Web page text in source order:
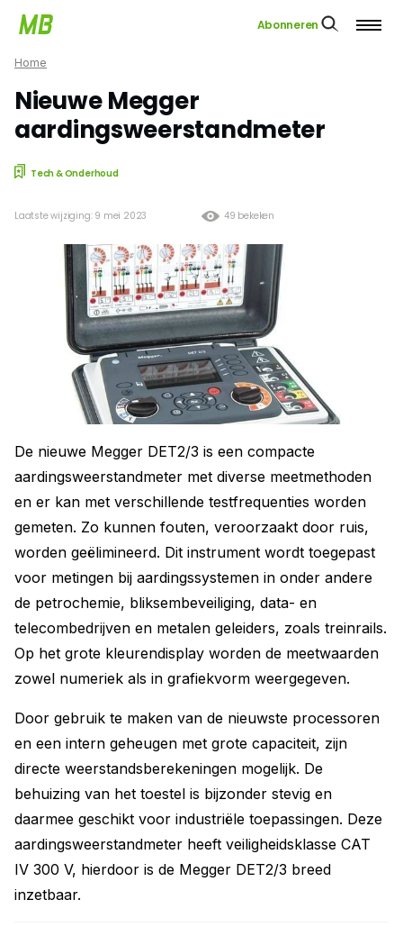
Abonneren
Home
Nieuwe Megger
aardingsweerstandmeter
Tech & Onderhoud
49 bekeken
Laatste wijziging: 9 mei 2023
De nieuwe Megger DET2/3 is een compacte
aardingsweerstandmeter met diverse meetmethoden
en er kan met verschillende testfrequenties worden
gemeten. Zo kunnen fouten, veroorzaakt door ruis,
worden geëlimineerd. Dit instrument wordt toegepast
voor metingen bij aardingssystemen in onder andere
de petrochemie, bliksembeveiliging, data- en
telecombedrijven en metalen geleiders, zoals treinrails.
Op het grote kleurendisplay worden de meetwaarden
zowel numeriek als in grafiekvorm weergegeven.
Door gebruik te maken van de nieuwste processoren
en een intern geheugen met grote capaciteit, zijn
directe weerstandsberekeningen mogelijk. De
behuizing van het toestel is bijzonder stevig en
daarmee geschikt voor industriële toepassingen. Deze
aardingsweerstandmeter heeft veiligheidsklasse CAT
IV 300 V, hierdoor is de Megger DET2/3 breed
inzetbaar.